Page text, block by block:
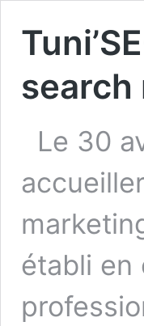
search
Le 30
établi en